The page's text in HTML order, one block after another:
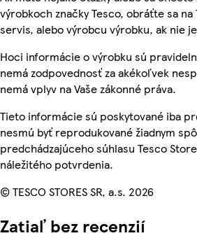
výrobkoch značky Tesco, obráťte sa na
servis, alebo výrobcu výrobku, ak nie
Hoci informácie o výrobku sú
nemá zodpovednosť za akékoľvek
nemá vplyv na Vaše zákonné práva.
Tieto informácie sú poskytované iba
nesmú byť reprodukované žiadnym
predchádzajúceho súhlasu Tesco
náležitého potvrdenia.
© TESCO STORES SR, a.s. 2026
Zatiaľ bez recenzií